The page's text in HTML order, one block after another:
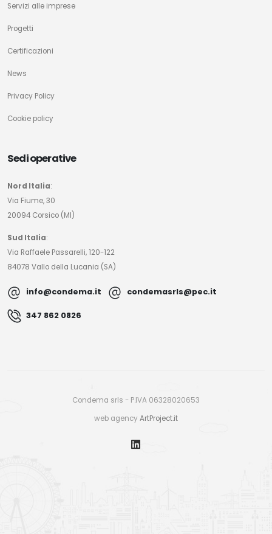
Servizi alle imprese
Progetti
Certificazioni
News
Privacy Policy
Cookie policy
Sedi operative
Nord Italia:
Via Fiume, 30
20094 Corsico (MI)
Sud Italia:
Via Raffaele Passarelli, 120-122
84078 Vallo della Lucania (SA)
info@condema.it condemasrls@pec.it
347 862 0826
Condema srls - P.IVA 06328020653
web agency ArtProject.it